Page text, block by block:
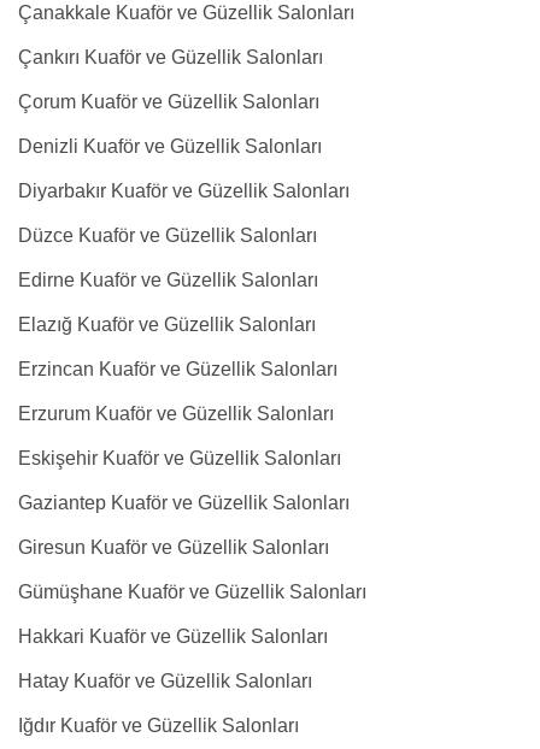
Çanakkale Kuaför ve Güzellik Salonları
Çankırı Kuaför ve Güzellik Salonları
Çorum Kuaför ve Güzellik Salonları
Denizli Kuaför ve Güzellik Salonları
Diyarbakır Kuaför ve Güzellik Salonları
Düzce Kuaför ve Güzellik Salonları
Edirne Kuaför ve Güzellik Salonları
Elazığ Kuaför ve Güzellik Salonları
Erzincan Kuaför ve Güzellik Salonları
Erzurum Kuaför ve Güzellik Salonları
Eskişehir Kuaför ve Güzellik Salonları
Gaziantep Kuaför ve Güzellik Salonları
Giresun Kuaför ve Güzellik Salonları
Gümüşhane Kuaför ve Güzellik Salonları
Hakkari Kuaför ve Güzellik Salonları
Hatay Kuaför ve Güzellik Salonları
Iğdır Kuaför ve Güzellik Salonları